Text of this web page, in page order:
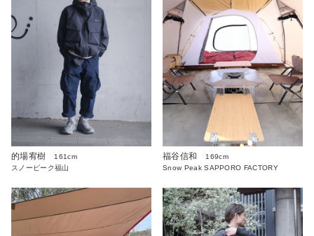
的場宥樹
161cm
スノーピーク福山
福谷信和
169cm
Snow Peak SAPPORO FACTORY